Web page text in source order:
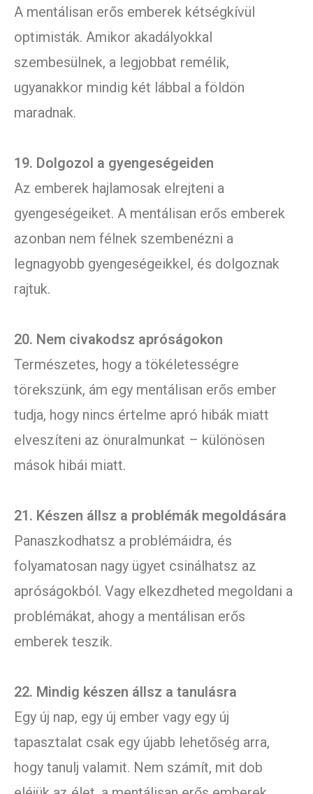
A mentálisan erős emberek kétségkívül
optimisták. Amikor akadályokkal
szembesülnek, a legjobbat remélik,
ugyanakkor mindig két lábbal a földön
maradnak.
19. Dolgozol a gyengeségeiden
Az emberek hajlamosak elrejteni a
gyengeségeiket. A mentálisan erős emberek
azonban nem félnek szembenézni a
legnagyobb gyengeségeikkel, és dolgoznak
rajtuk.
20. Nem civakodsz apróságokon
Természetes, hogy a tökéletességre
törekszünk, ám egy mentálisan erős ember
tudja, hogy nincs értelme apró hibák miatt
elveszíteni az önuralmunkat – különösen
mások hibái miatt.
21. Készen állsz a problémák megoldására
Panaszkodhatsz a problémáidra, és
folyamatosan nagy ügyet csinálhatsz az
apróságokból. Vagy elkezdheted megoldani a
problémákat, ahogy a mentálisan erős
emberek teszik.
22. Mindig készen állsz a tanulásra
Egy új nap, egy új ember vagy egy új
tapasztalat csak egy újabb lehetőség arra,
hogy tanulj valamit. Nem számít, mit dob